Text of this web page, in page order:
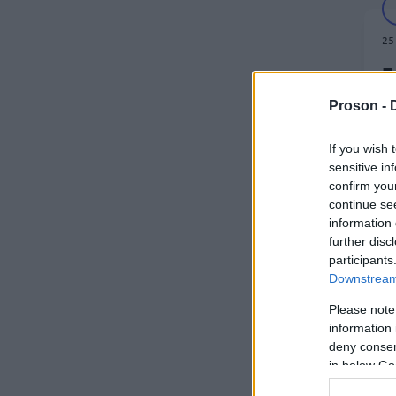
Proson -
If you wish
sensitive
confirm
continue
information
further
Please
information
deny
in below
18